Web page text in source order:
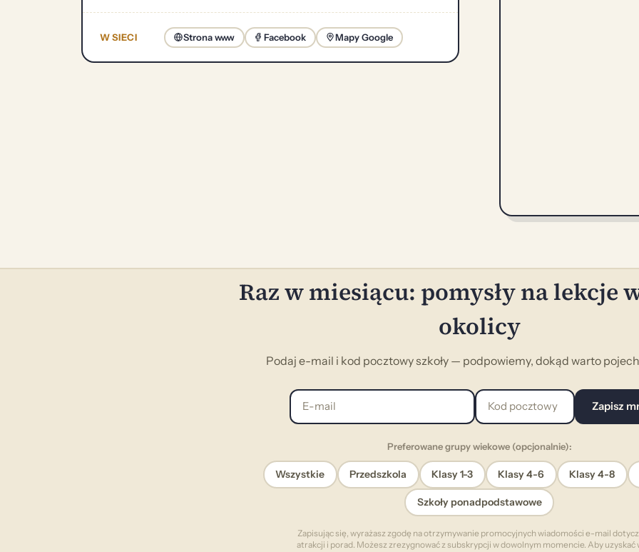
W SIECI Strona www Facebook Mapy Google
Raz w miesiącu: pomysły na lekcje
okolicy
Podaj e-mail i kod pocztowy szkoły — podpowiemy, dokąd warto
E-mail Kod pocztowy
Zapisz
Preferowane grupy wiekowe (opcjonalnie):
Wszystkie Przedszkola Klasy 1-3 Klasy 4-6 Klasy 4-8
Szkoły ponadpodstawowe
Zapisując się, wyrażasz zgodę na otrzymywanie promocyjnych wiadomości e-mail
atrakcji i porad. Możesz zrezygnować z subskrypcji w dowolnym momencie. Aby uzyskać